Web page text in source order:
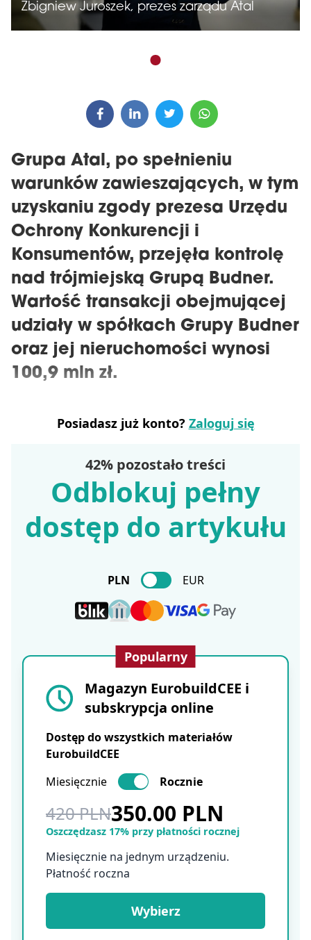
Zbigniew Juroszek, prezes zarządu Atal
Grupa Atal, po spełnieniu
warunków zawieszających, w tym
uzyskaniu zgody prezesa Urzędu
Ochrony Konkurencji i
Konsumentów, przejęła kontrolę
nad trójmiejską Grupą Budner.
Wartość transakcji obejmującej
udziały w spółkach Grupy Budner
oraz jej nieruchomości wynosi
100,9 mln zł.
Posiadasz już konto? Zaloguj się
42% pozostało treści
Odblokuj pełny
dostęp do artykułu
PLN EUR
Popularny
Magazyn EurobuildCEE i
subskrypcja online
Dostęp do wszystkich materiałów
EurobuildCEE
Miesięcznie
Rocznie
420 PLN350.00 PLN
Oszczędzasz 17% przy płatności rocznej
Miesięcznie na jednym urządzeniu.
Płatność roczna
Wybierz